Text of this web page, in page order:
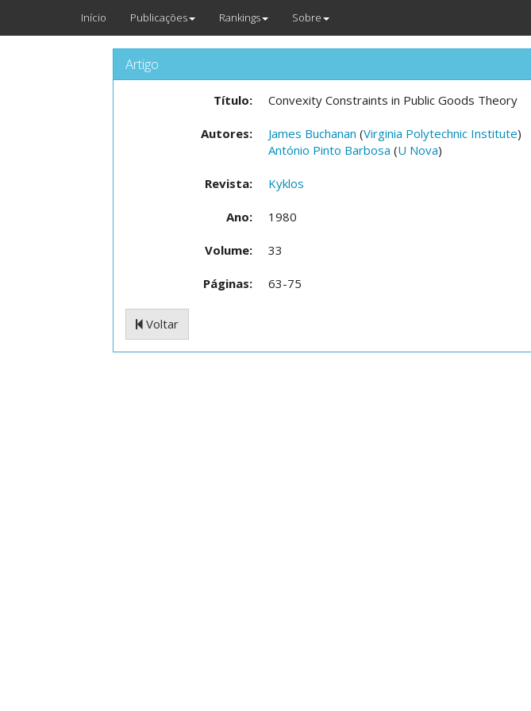
Início Publicações Rankings Sobre
Artigo
Título: Convexity Constraints in Public Goods Theory
Autores: James Buchanan (Virginia Polytechnic Institute)
António Pinto Barbosa (U Nova)
Revista: Kyklos
Ano: 1980
Volume: 33
Páginas: 63-75
Voltar